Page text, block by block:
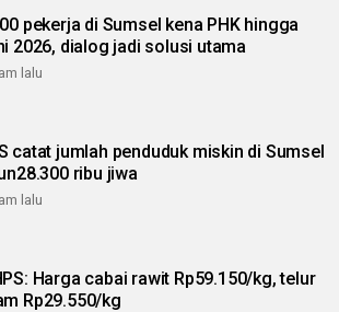
pekerja di Sumsel kena PHK hingga
2026, dialog jadi solusi utama
lalu
catat jumlah penduduk miskin di Sumsel
ribu jiwa
lalu
Harga cabai rawit Rp59.150/kg, telur
Rp29.550/kg